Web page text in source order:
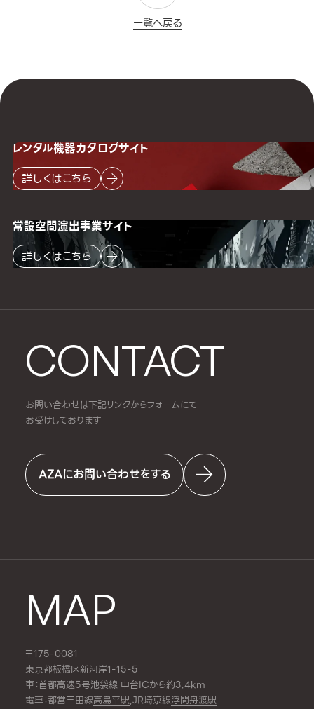
一覧へ戻る
CONTACT
お問い合わせは下記リンクからフォームにて
お受けしております
AZAにお問い合わせをする
MAP
〒175-0081
東京都板橋区新河岸1-15-5
車：首都高速5号池袋線 中台ICから約3.4km
電車：都営三田線高島平駅,JR埼京線浮間舟渡駅
レンタル機器カタログサイト
詳しくはこちら
常設空間演出事業サイト
詳しくはこちら